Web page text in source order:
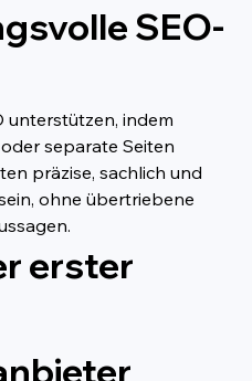
SEO-
unterstützen, indem
separate Seiten
präzise, sachlich und
ohne übertriebene
erster